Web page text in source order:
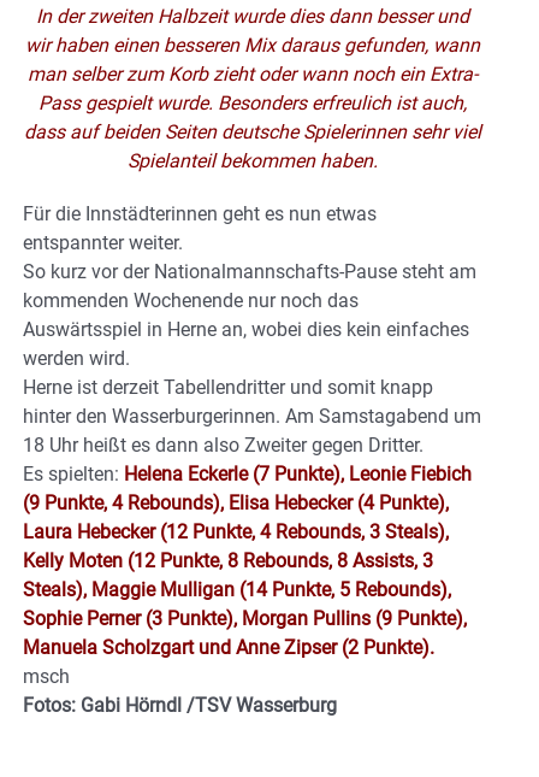
In der zweiten Halbzeit wurde dies dann besser und
wir haben einen besseren Mix daraus gefunden, wann
man selber zum Korb zieht oder wann noch ein Extra-
Pass gespielt wurde. Besonders erfreulich ist auch,
dass auf beiden Seiten deutsche Spielerinnen sehr viel
Spielanteil bekommen haben.
Für die Innstädterinnen geht es nun etwas
entspannter weiter.
So kurz vor der Nationalmannschafts-Pause steht am
kommenden Wochenende nur noch das
Auswärtsspiel in Herne an, wobei dies kein einfaches
werden wird.
Herne ist derzeit Tabellendritter und somit knapp
hinter den Wasserburgerinnen. Am Samstagabend um
18 Uhr heißt es dann also Zweiter gegen Dritter.
Es spielten: Helena Eckerle (7 Punkte), Leonie Fiebich
(9 Punkte, 4 Rebounds), Elisa Hebecker (4 Punkte),
Laura Hebecker (12 Punkte, 4 Rebounds, 3 Steals),
Kelly Moten (12 Punkte, 8 Rebounds, 8 Assists, 3
Steals), Maggie Mulligan (14 Punkte, 5 Rebounds),
Sophie Perner (3 Punkte), Morgan Pullins (9 Punkte),
Manuela Scholzgart und Anne Zipser (2 Punkte).
msch
Fotos: Gabi Hörndl /TSV Wasserburg